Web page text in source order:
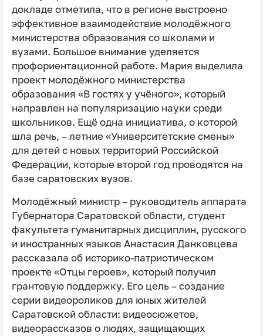
докладе отметила, что в регионе выстроено
эффективное взаимодействие молодёжного
министерства образования со школами и
вузами. Большое внимание уделяется
профориентационной работе. Мария выделила
проект молодёжного министерства
образования «В гостях у учёного», который
направлен на популяризацию науки среди
школьников. Ещё одна инициатива, о которой
шла речь, – летние «Университетские смены»
для детей с новых территорий Российской
Федерации, которые второй год проводятся на
базе саратовских вузов.
Молодёжный министр – руководитель аппарата
Губернатора Саратовской области, студент
факультета гуманитарных дисциплин, русского
и иностранных языков Анастасия Данковцева
рассказала об историко-патриотическом
проекте «Отцы героев», который получил
грантовую поддержку. Его цель – создание
серии видеороликов для юных жителей
Саратовской области: видеосюжетов,
видеорассказов о людях, защищающих